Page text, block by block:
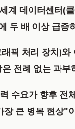
계 데이터센터(
두 배 이상 급
픽 처리 장치)
전례 없는 과
수요가 향후 전
큰 병목 현상"